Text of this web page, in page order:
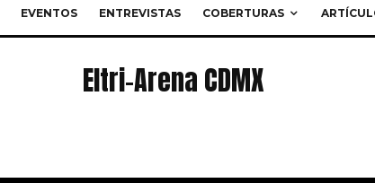
EVENTOS ENTREVISTAS COBERTURAS
Eltri-Arena CDMX